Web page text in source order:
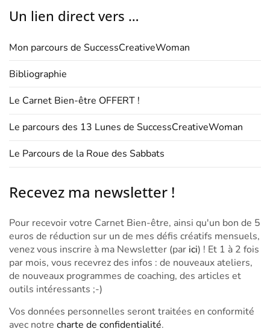
Un lien direct vers …
Mon parcours de SuccessCreativeWoman
Bibliographie
Le Carnet Bien-être OFFERT !
Le parcours des 13 Lunes de SuccessCreativeWoman
Le Parcours de la Roue des Sabbats
Recevez ma newsletter !
Pour recevoir votre Carnet Bien-être, ainsi qu'un bon de 5
euros de réduction sur un de mes défis créatifs mensuels,
venez vous inscrire à ma Newsletter (par ici) ! Et 1 à 2 fois
par mois, vous recevrez des infos : de nouveaux ateliers,
de nouveaux programmes de coaching, des articles et
outils intéressants ;-)
Vos données personnelles seront traitées en conformité
avec notre charte de confidentialité.